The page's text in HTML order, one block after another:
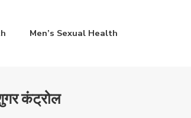
Men’s Sexual Health
कंट्रोल